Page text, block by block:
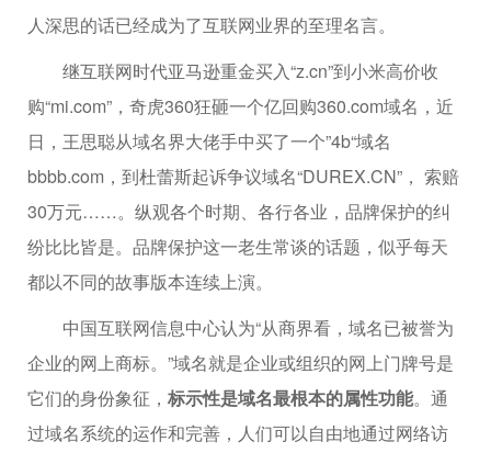
人深思的话已经成为了互联网业界的至理名言。
继互联网时代亚马逊重金买入“z.cn”到小米高价收
购“mi.com”，奇虎360狂砸一个亿回购360.com域名，近
日，王思聪从域名界大佬手中买了一个”4b“域名
bbbb.com，到杜蕾斯起诉争议域名“DUREX.CN”， 索赔
30万元……。纵观各个时期、各行各业，品牌保护的纠
纷比比皆是。品牌保护这一老生常谈的话题，似乎每天
都以不同的故事版本连续上演。
中国互联网信息中心认为“从商界看，域名已被誉为
企业的网上商标。”域名就是企业或组织的网上门牌号是
它们的身份象征， 标示性是域名最根本的属性功能。通
过域名系统的运作和完善，人们可以自由地通过网络访